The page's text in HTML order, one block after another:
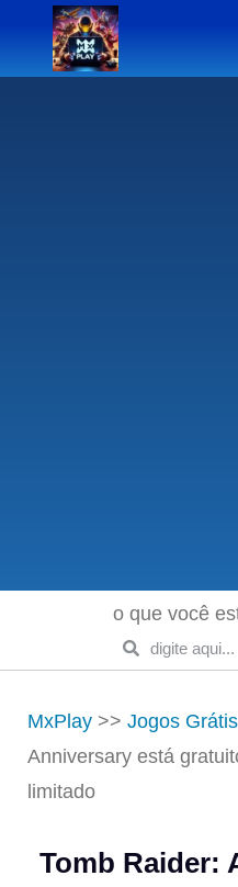
o que você
MxPlay >> Jogos Grátis
Anniversary está
limitado
Tomb Raider: